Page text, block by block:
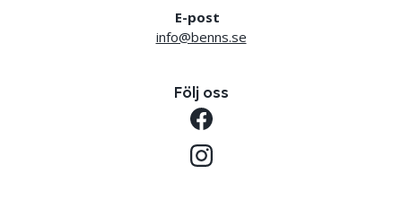
E-post
info@benns.se
Följ oss